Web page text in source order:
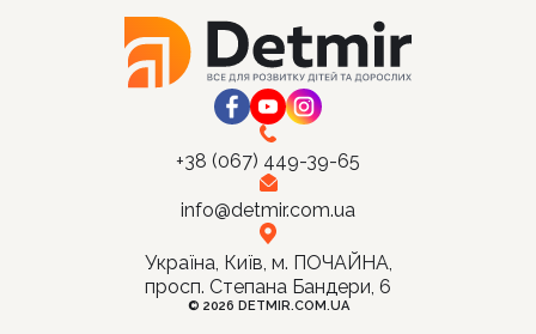
+38 (067) 449-39-65
info@detmir.com.ua
Україна, Київ, м. ПОЧАЙНА,
просп. Степана Бандери, 6
© 2026 DETMIR.COM.UA